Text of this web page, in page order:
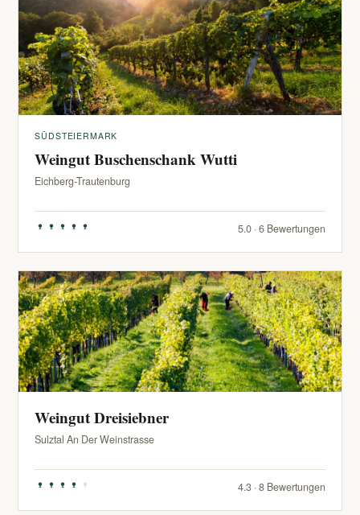
SÜDSTEIERMARK
Weingut Buschenschank Wutti
Eichberg-Trautenburg
5.0 · 6 Bewertungen
Weingut Dreisiebner
Sulztal An Der Weinstrasse
4.3 · 8 Bewertungen